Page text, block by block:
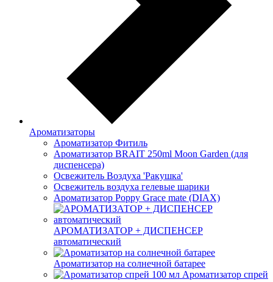
Ароматизаторы
Ароматизатор Фитиль
Ароматизатор BRAIT 250ml Moon Garden (для
диспенсера)
Освежитель Воздуха 'Ракушка'
Освежитель воздуха гелевые шарики
Ароматизатор Poppy Grace mate (DIAX)
АРОМАТИЗАТОР + ДИСПЕНСЕР
автоматический
Ароматизатор на солнечной батарее
Ароматизатор спрей